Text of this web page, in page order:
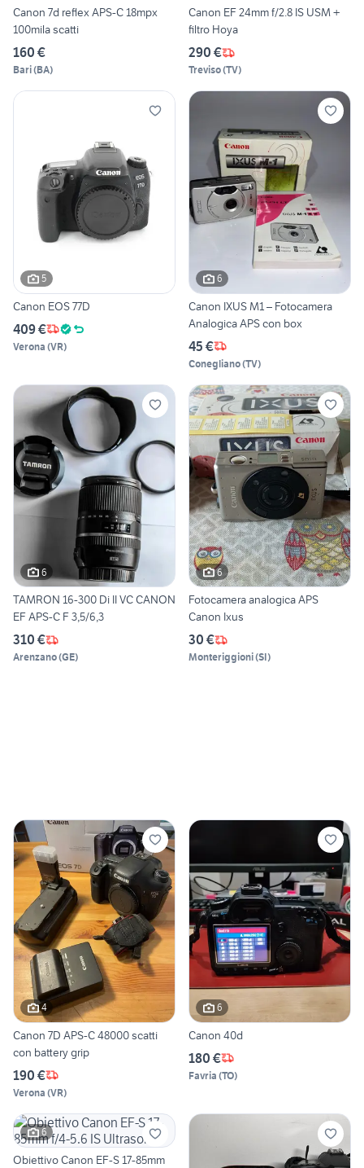
Canon 7d reflex APS-C 18mpx
100mila scatti
160 €
Bari(BA)
Canon EF 24mm f/2.8 IS USM +
filtro Hoya
290 €
Treviso(TV)
5
Canon EOS 77D
409 €
Verona (VR)
6
Canon IXUS M1 – Fotocamera
Analogica APS con box
45 €
Conegliano(TV)
6
TAMRON 16-300 Di II VC CANON
EF APS-C F 3,5/6,3
310 €
Arenzano(GE)
6
Fotocamera analogica APS
Canon Ixus
30 €
Monteriggioni(SI)
4
Canon 7D APS-C 48000 scatti
con battery grip
190 €
Verona (VR)
6
Canon 40d
180 €
Favria (TO)
6
Obiettivo Canon EF-S 17-85mm